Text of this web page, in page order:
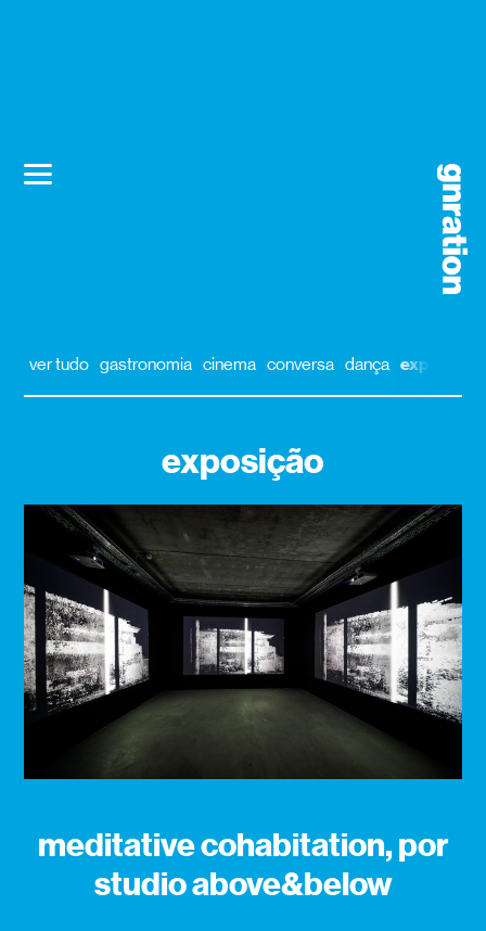
ver tudo gastronomia cinema conversa dança exposição
exposição
meditative cohabitation, por
studio above&below